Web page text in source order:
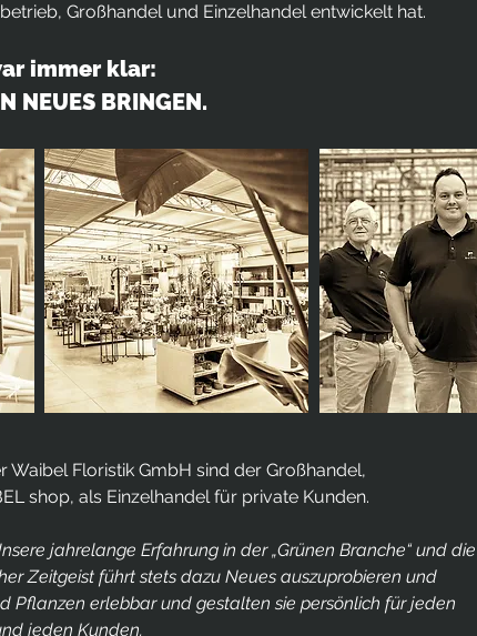
Großhandel und Einzelhandel entwickelt hat.
immer klar:
NEUES BRINGEN.
Waibel Floristik GmbH sind der Großhandel,
shop, als Einzelhandel für private Kunden.
jahrelange Erfahrung in der „Grünen Branche“ und die
Zeitgeist führt stets dazu Neues auszuprobieren und
Pflanzen erlebbar und gestalten sie persönlich für jeden
jeden Kunden.